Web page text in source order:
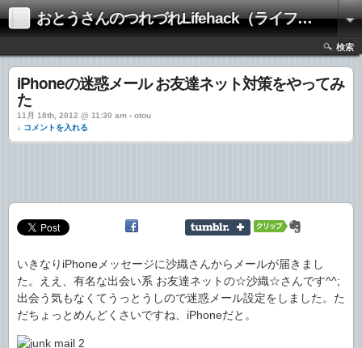
おとうさんのつれづれLifehack（ライフハック）
検索
iPhoneの迷惑メール お友達ネット対策をやってみ
た
11月 18th, 2012 @ 11:30 am › otou
↓ コメントを入れる
いきなりiPhoneメッセージに沙織さんからメールが届きまし
た。ええ、有名な出会い系 お友達ネットの☆沙織☆さんです^^;
出会う気もなくてうっとうしので迷惑メール設定をしました。た
だちょっとめんどくさいですね、iPhoneだと。